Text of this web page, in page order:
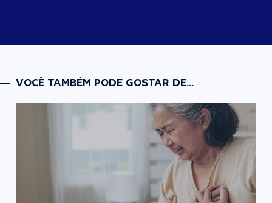
VOCÊ TAMBÉM PODE GOSTAR DE...